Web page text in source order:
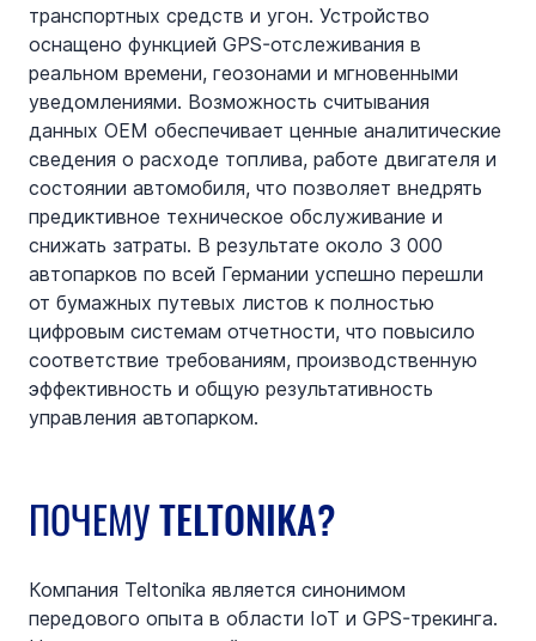
транспортных средств и угон. Устройство
оснащено функцией GPS-отслеживания в
реальном времени, геозонами и мгновенными
уведомлениями. Возможность считывания
данных OEM обеспечивает ценные аналитические
сведения о расходе топлива, работе двигателя и
состоянии автомобиля, что позволяет внедрять
предиктивное техническое обслуживание и
снижать затраты. В результате около 3 000
автопарков по всей Германии успешно перешли
от бумажных путевых листов к полностью
цифровым системам отчетности, что повысило
соответствие требованиям, производственную
эффективность и общую результативность
управления автопарком.
ПОЧЕМУ TELTONIKA?
Компания Teltonika является синонимом
передового опыта в области IoT и GPS-трекинга.